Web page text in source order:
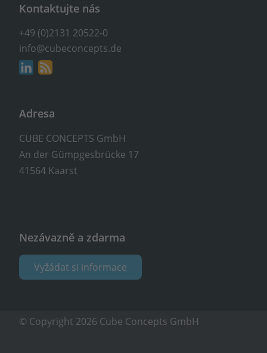
Kontaktujte nás
+49 (0)2131 20522-0
info@cubeconcepts.de
Adresa
CUBE CONCEPTS GmbH
An der Gümpgesbrücke 17
41564 Kaarst
Nezávazně a zdarma
Vyžádat si informace
© Copyright 2026 Cube Concepts GmbH